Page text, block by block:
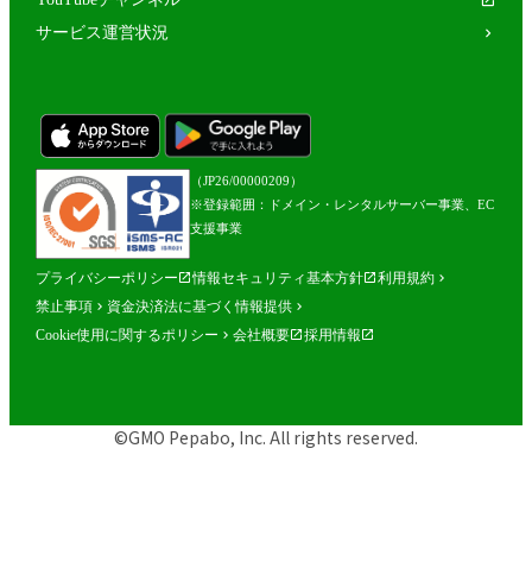
サービス運営状況
（JP26/00000209）
※登録範囲：ドメイン・レンタルサーバー事業、EC
支援事業
プライバシーポリシー 情報セキュリティ基本方針
利用規約
禁止事項
資金決済法に基づく情報提供
Cookie使用に関するポリシー
会社概要 採用情報
©GMO Pepabo, Inc. All rights reserved.